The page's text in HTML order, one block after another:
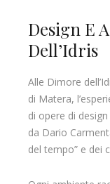
Design E
Dell’Idris
Alle Dimore
di Matera,
di opere di
da Dario
del tempo” e dei